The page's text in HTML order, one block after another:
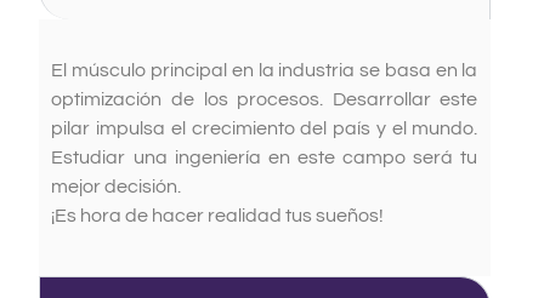
El músculo principal en la industria se basa en la
optimización de los procesos. Desarrollar este
pilar impulsa el crecimiento del país y el mundo.
Estudiar una ingeniería en este campo será tu
mejor decisión.
¡Es hora de hacer realidad tus sueños!